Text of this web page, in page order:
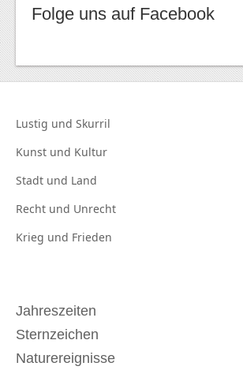
Folge uns auf Facebook
Lustig und Skurril
Kunst und Kultur
Stadt und Land
Recht und Unrecht
Krieg und Frieden
Jahreszeiten
Sternzeichen
Naturereignisse